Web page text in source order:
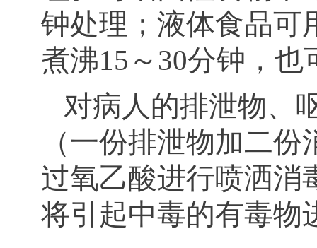
钟处理；液体食品可
煮沸15～30分钟，
对病人的排泄物、
（一份排泄物加二
过氧乙酸进行喷洒消
将引起中毒的有毒物